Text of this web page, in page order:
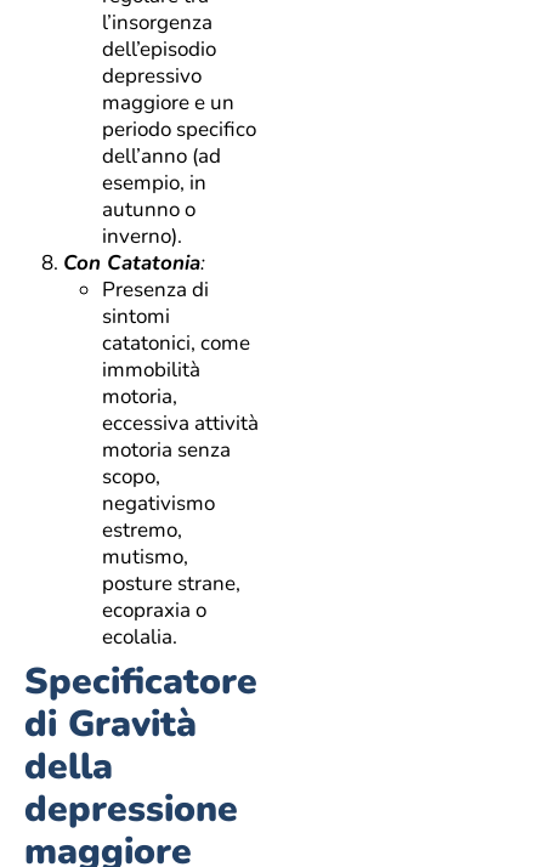
l’insorgenza
dell’episodio
depressivo
maggiore e un
periodo specifico
dell’anno (ad
esempio, in
autunno o
inverno).
Con Catatonia:
Presenza di
sintomi
catatonici, come
immobilità
motoria,
eccessiva attività
motoria senza
scopo,
negativismo
estremo,
mutismo,
posture strane,
ecopraxia o
ecolalia.
Specificatore
di Gravità
della
depressione
maggiore